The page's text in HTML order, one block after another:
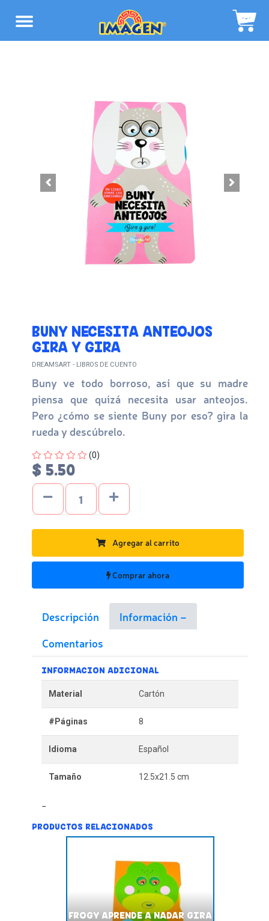
BUNY NECESITA ANTEOJOS
GIRA Y GIRA
DREAMSART - LIBROS DE CUENTO
Buny ve todo borroso, así que su madre
piensa que quizá necesita usar anteojos.
Pero ¿cómo se siente Buny por eso? gira la
rueda y descúbrelo.
Four out of Five Stars
(0)
$ 5.50
Agregar al carrito
Comprar ahora
Descripción
Información
Comentarios
INFORMACION ADICIONAL
Material Cartón
#Páginas 8
Idioma Español
Tamaño 12.5x21.5 cm
PRODUCTOS RELACIONADOS
FROGY APRENDE A NADAR GIRA